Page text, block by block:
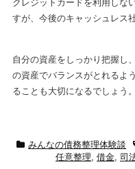
クレジットカードを利用しな
すが、今後のキャッシュレス
自分の資産をしっかり把握し
の資産でバランスがとれるよ
ることも大切になるでしょう。
みんなの債務整理体験談
任意整理, 借金, 司